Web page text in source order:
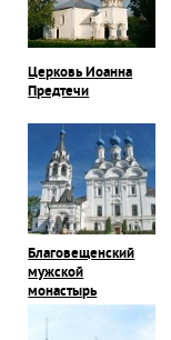
Церковь Иоанна
Предтечи
Благовещенский
мужской
монастырь